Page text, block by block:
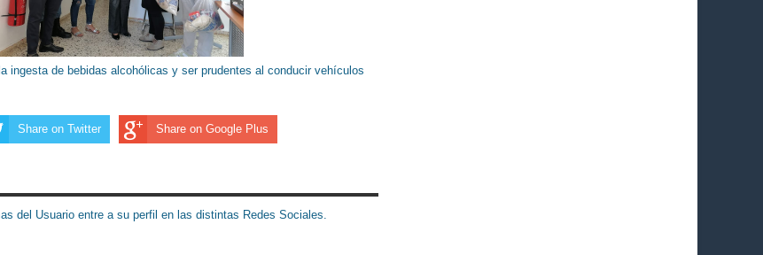
ingesta de bebidas alcohólicas y ser prudentes al conducir vehículos
Share on Twitter Share on Google Plus
del Usuario entre a su perfil en las distintas Redes Sociales.